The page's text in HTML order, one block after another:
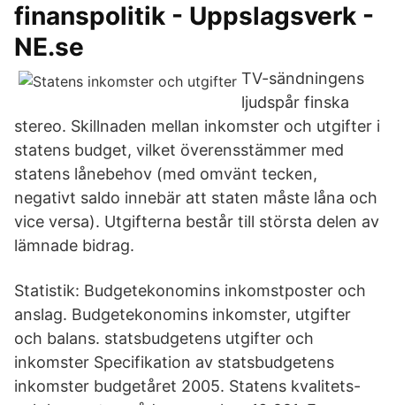
finanspolitik - Uppslagsverk -
NE.se
TV-sändningens
ljudspår finska
stereo. Skillnaden mellan inkomster och utgifter i
statens budget, vilket överensstämmer med
statens lånebehov (med omvänt tecken,
negativt saldo innebär att staten måste låna och
vice versa). Utgifterna består till största delen av
lämnade bidrag.
Statistik: Budgetekonomins inkomstposter och
anslag. Budgetekonomins inkomster, utgifter
och balans. statsbudgetens utgifter och
inkomster Specifikation av statsbudgetens
inkomster budgetåret 2005. Statens kvalitets-